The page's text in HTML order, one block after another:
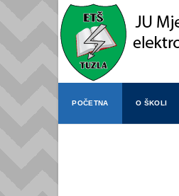
POČETNA O ŠKOLI